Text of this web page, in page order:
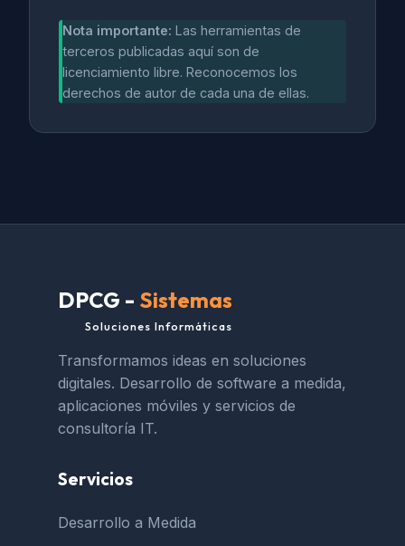
Nota importante: Las herramientas de
terceros publicadas aquí son de
licenciamiento libre. Reconocemos los
derechos de autor de cada una de ellas.
DPCG - Sistemas
Soluciones Informáticas
Transformamos ideas en soluciones
digitales. Desarrollo de software a medida,
aplicaciones móviles y servicios de
consultoría IT.
Servicios
Desarrollo a Medida